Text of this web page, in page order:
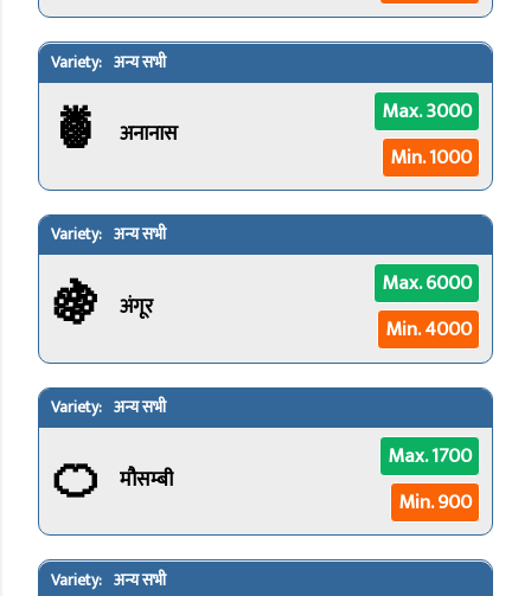
अन्य सभी
🍍 अनानास
Max. 3000
Min. 1000
अन्य सभी
🍇 अंगूर
Max. 6000
Min. 4000
अन्य सभी
🍊 मौसम्बी
Max. 1700
Min. 900
अन्य सभी